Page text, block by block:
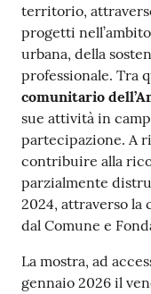
territorio,
progetti
urbana, della
professionale. Tra
comunitario
sue attività in
partecipazione. A
contribuire alla
parzialmente
2024, attraverso la
dal Comune e
La mostra, ad
gennaio 2026 il